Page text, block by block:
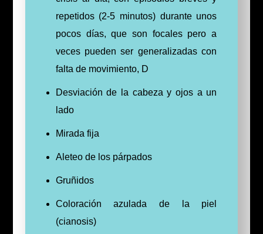
repetidos (2-5 minutos) durante unos
pocos días, que son focales pero a
veces pueden ser generalizadas con
falta de movimiento, D
Desviación de la cabeza y ojos a un
lado
Mirada fija
Aleteo de los párpados
Gruñidos
Coloración azulada de la piel
(cianosis)